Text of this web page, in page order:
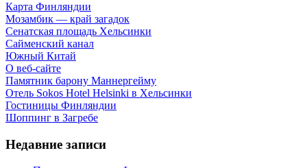
Карта Финляндии
Мозамбик — край загадок
Сенатская площадь Хельсинки
Сайменский канал
Южный Китай
О веб-сайте
Памятник барону Маннергейму
Отель Sokos Hotel Helsinki в Хельсинки
Гостиницы Финляндии
Шоппинг в Загребе
Недавние записи